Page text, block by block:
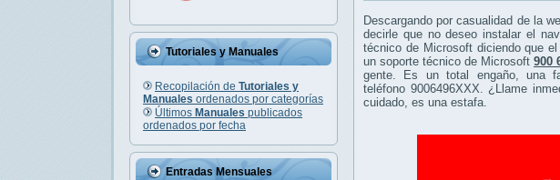
Tutoriales y Manuales
Recopilación de Tutoriales y
Manuales ordenados por categorías
Últimos Manuales publicados
ordenados por fecha
Entradas Mensuales
Descargando por casualidad de la
decirle que no deseo instalar el
técnico de Microsoft diciendo que
un soporte técnico de Microsoft 900
gente. Es un total engaño,
teléfono 9006496XXX. ¿Llame
cuidado, es una estafa.